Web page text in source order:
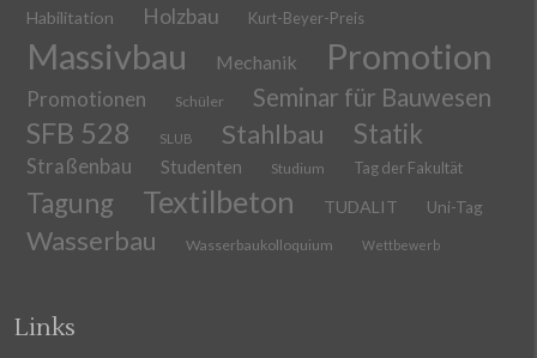
Habilitation Holzbau Kurt-Beyer-Preis
Massivbau Mechanik Promotion
Promotionen Schüler Seminar für Bauwesen
SFB 528 SLUB Stahlbau Statik
Straßenbau Studenten Studium Tag der Fakultät
Tagung Textilbeton TUDALIT Uni-Tag
Wasserbau Wasserbaukolloquium Wettbewerb
Links